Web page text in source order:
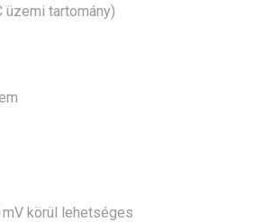
üzemi tartomány)
körül lehetséges